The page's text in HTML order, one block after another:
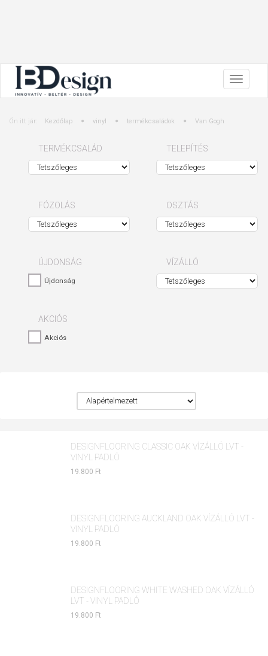
Ön itt jár: Kezdőlap vinyl termékcsaládok Van Gogh
TERMÉKCSALÁD TELEPÍTÉS
FÓZOLÁS OSZTÁS
ÚJDONSÁG
Újdonság
VÍZÁLLÓ
AKCIÓS
Akciós
DESIGNFLOORING CLASSIC OAK VÍZÁLLÓ LVT -
VINYL PADLÓ
19.800 Ft
DESIGNFLOORING AUCKLAND OAK VÍZÁLLÓ LVT -
VINYL PADLÓ
19.800 Ft
DESIGNFLOORING WHITE WASHED OAK VÍZÁLLÓ
LVT - VINYL PADLÓ
19.800 Ft